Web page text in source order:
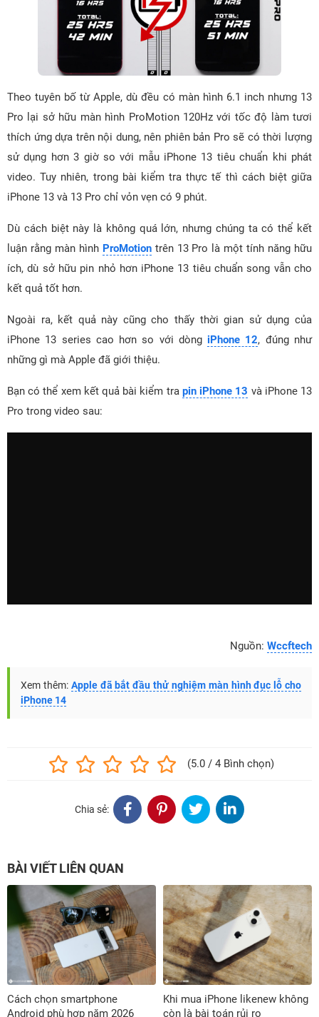
Theo tuyên bố từ Apple, dù đều có màn hình 6.1 inch nhưng 13
Pro lại sở hữu màn hình ProMotion 120Hz với tốc độ làm tươi
thích ứng dựa trên nội dung, nên phiên bản Pro sẽ có thời lượng
sử dụng hơn 3 giờ so với mẫu iPhone 13 tiêu chuẩn khi phát
video. Tuy nhiên, trong bài kiểm tra thực tế thì cách biệt giữa
iPhone 13 và 13 Pro chỉ vỏn vẹn có 9 phút.
Dù cách biệt này là không quá lớn, nhưng chúng ta có thể kết
luận rằng màn hình ProMotiontrên 13 Pro là một tính năng hữu
ích, dù sở hữu pin nhỏ hơn iPhone 13 tiêu chuẩn song vẫn cho
kết quả tốt hơn.
Ngoài ra, kết quả này cũng cho thấy thời gian sử dụng của
iPhone 13 series cao hơn so với dòng iPhone 12, đúng như
những gì mà Apple đã giới thiệu.
Bạn có thể xem kết quả bài kiểm tra pin iPhone 13 và iPhone 13
Pro trong video sau:
Nguồn: Wccftech
Xem thêm: Apple đã bắt đầu thử nghiệm màn hình đục lỗ cho
iPhone 14
(5.0 / 4 Bình chọn)
Chia sẻ:
BÀI VIẾT LIÊN QUAN
Cách chọn smartphone
Android phù hợp năm 2026
Khi mua iPhone likenew không
còn là bài toán rủi ro